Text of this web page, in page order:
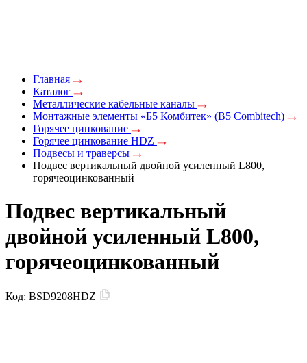
Главная
Каталог
Металлические кабельные каналы
Монтажные элементы «Б5 Комбитек» (B5 Combitech)
Горячее цинкование
Горячее цинкование HDZ
Подвесы и траверсы
Подвес вертикальный двойной усиленный L800,
горячеоцинкованный
Подвес вертикальный
двойной усиленный L800,
горячеоцинкованный
Код: BSD9208HDZ